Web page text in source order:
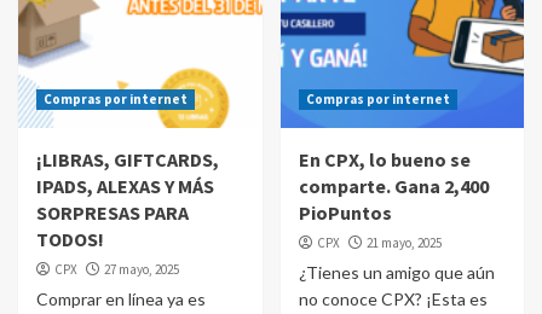
Compras por internet
¡LIBRAS, GIFTCARDS,
IPADS, ALEXAS Y MÁS
SORPRESAS PARA
TODOS!
CPX 27 mayo, 2025
Comprar en línea ya es
Compras por internet
En CPX, lo bueno se
comparte. Gana 2,400
PioPuntos
CPX 21 mayo, 2025
¿Tienes un amigo que aún
no conoce CPX? ¡Esta es